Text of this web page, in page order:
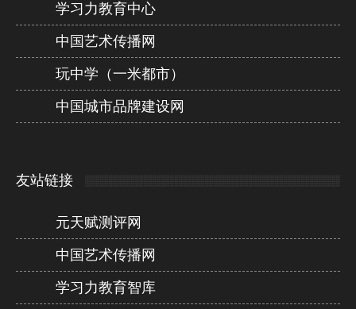
学习力教育中心
中国艺术传播网
玩中学（一米都市）
中国城市品牌建设网
友站链接
元天赋测评网
中国艺术传播网
学习力教育智库